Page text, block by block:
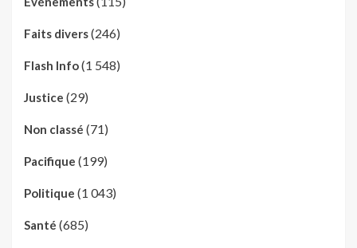
Faits divers(246)
Flash Info(1 548)
Justice (29)
Non classé (71)
Pacifique (199)
Politique (1 043)
Santé (685)